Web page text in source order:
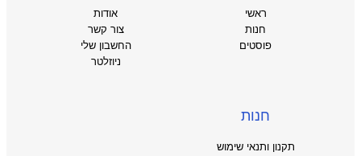
ראשי
חנות
פוסטים
אודות
צור קשר
החשבון שלי
ניוזלטר
חנות
תקנון ותנאי שימוש